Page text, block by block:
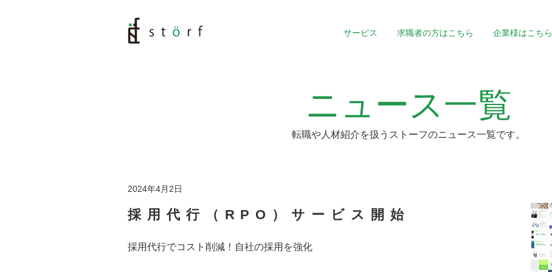
サービス 求職者の方はこちら 企業様はこちら
ニュース一覧
転職や人材紹介を扱うストーフのニュース一覧です。
2024年4月2日
採用代行（RPO）サービス開始
採用代行でコスト削減！自社の採用を強化